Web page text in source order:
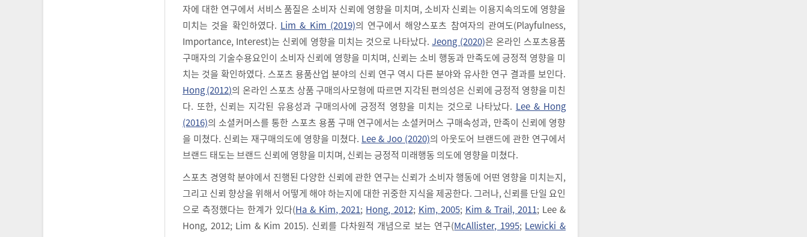
자에 대한 연구에서 서비스 품질은 소비자 신뢰에 영향을 미치며, 소비자 신뢰는 이용지속의도에 영향을
미치는 것을 확인하였다. Lim & Kim (2019)의 연구에서 해양스포츠 참여자의 관여도(Playfulness,
Importance, Interest)는 신뢰에 영향을 미치는 것으로 나타났다.Jeong (2020)은 온라인 스포츠용품
구매자의 기술수용요인이 소비자 신뢰에 영향을 미치며, 신뢰는 소비 행동과 만족도에 긍정적 영향을 미
치는 것을 확인하였다. 스포츠 용품산업 분야의 신뢰 연구 역시 다른 분야와 유사한 연구 결과를 보인다.
Hong (2012)의 온라인 스포츠 상품 구매의사모형에 따르면 지각된 편의성은 신뢰에 긍정적 영향을 미친
다. 또한, 신뢰는 지각된 유용성과 구매의사에 긍정적 영향을 미치는 것으로 나타났다. Lee & Hong
(2016)의 소셜커머스를 통한 스포츠 용품 구매 연구에서는 소셜커머스 구매속성과, 만족이 신뢰에 영향
을 미쳤다. 신뢰는 재구매의도에 영향을 미쳤다. Lee & Joo (2020)의 아웃도어 브랜드에 관한 연구에서
브랜드 태도는 브랜드 신뢰에 영향을 미치며, 신뢰는 긍정적 미래행동 의도에 영향을 미쳤다.
스포츠 경영학 분야에서 진행된 다양한 신뢰에 관한 연구는 신뢰가 소비자 행동에 어떤 영향을 미치는지,
그리고 신뢰 향상을 위해서 어떻게 해야 하는지에 대한 귀중한 지식을 제공한다. 그러나, 신뢰를 단일 요인
으로 측정했다는 한계가 있다(Ha & Kim, 2021; Hong, 2012; Kim, 2005; Kim & Trail, 2011; Lee &
Hong, 2012; Lim & Kim 2015). 신뢰를 다차원적 개념으로 보는 연구(McAllister, 1995; Lewicki &